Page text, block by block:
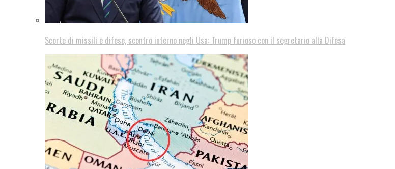
Scorte di missili e difese, scontro interno negli Usa: Trump furioso con il segretario alla Difesa